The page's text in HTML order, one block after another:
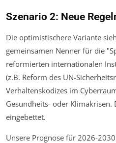
Szenario 2: Neue
Die optimistischere Variante
gemeinsamen Nenner für die
reformierten internationalen
(z.B. Reform des UN-
Verhaltenskodizes im
Gesundheits- oder
eingebettet.
Unsere Prognose für 2026-